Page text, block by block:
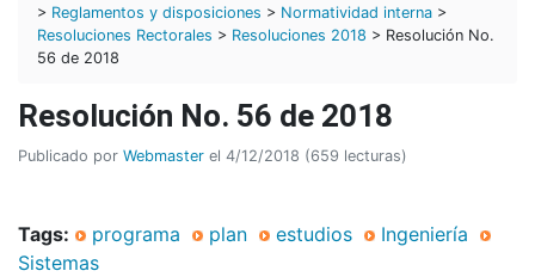
> Reglamentos y disposiciones > Normatividad interna >
Resoluciones Rectorales > Resoluciones 2018 > Resolución No.
56 de 2018
Resolución No. 56 de 2018
Publicado por Webmaster el 4/12/2018 (659 lecturas)
Tags: programa plan estudios
Ingeniería
Sistemas